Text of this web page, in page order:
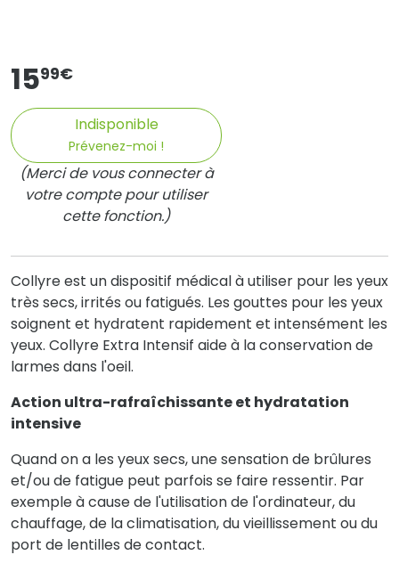
1599€
Indisponible
Prévenez-moi !
(Merci de vous connecter à
votre compte pour utiliser
cette fonction.)
Collyre est un dispositif médical à utiliser pour les yeux
très secs, irrités ou fatigués. Les gouttes pour les yeux
soignent et hydratent rapidement et intensément les
yeux. Collyre Extra Intensif aide à la conservation de
larmes dans l'oeil.
Action ultra-rafraîchissante et hydratation
intensive
Quand on a les yeux secs, une sensation de brûlures
et/ou de fatigue peut parfois se faire ressentir. Par
exemple à cause de l'utilisation de l'ordinateur, du
chauffage, de la climatisation, du vieillissement ou du
port de lentilles de contact.